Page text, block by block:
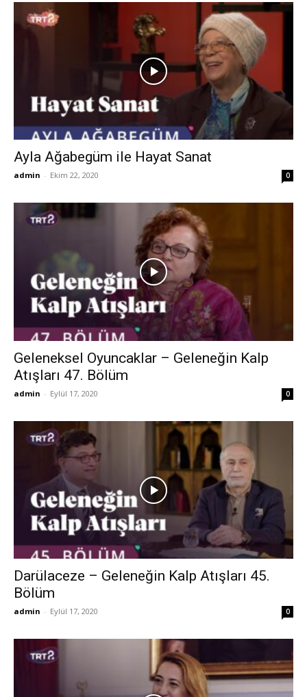
Ayla Ağabegüm ile Hayat Sanat
admin - Ekim 22, 2020 0
Geleneksel Oyuncaklar – Geleneğin Kalp
Atışları 47. Bölüm
admin - Eylül 17, 2020 0
Darülaceze – Geleneğin Kalp Atışları 45.
Bölüm
admin - Eylül 17, 2020 0